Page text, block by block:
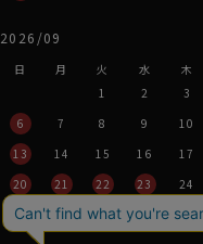
2026/09
日 月 火 水 木
1
2 3
6
7 8 9 10
13
14 15 16 17
20
21 22 23 24
27
28 29 30